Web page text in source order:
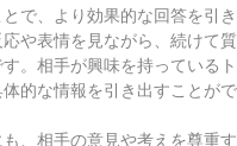
で、より効果的な回答を引き
や表情を見ながら、続けて質
。相手が興味を持っているト
的な情報を引き出すことがで
、相手の意見や考えを尊重す